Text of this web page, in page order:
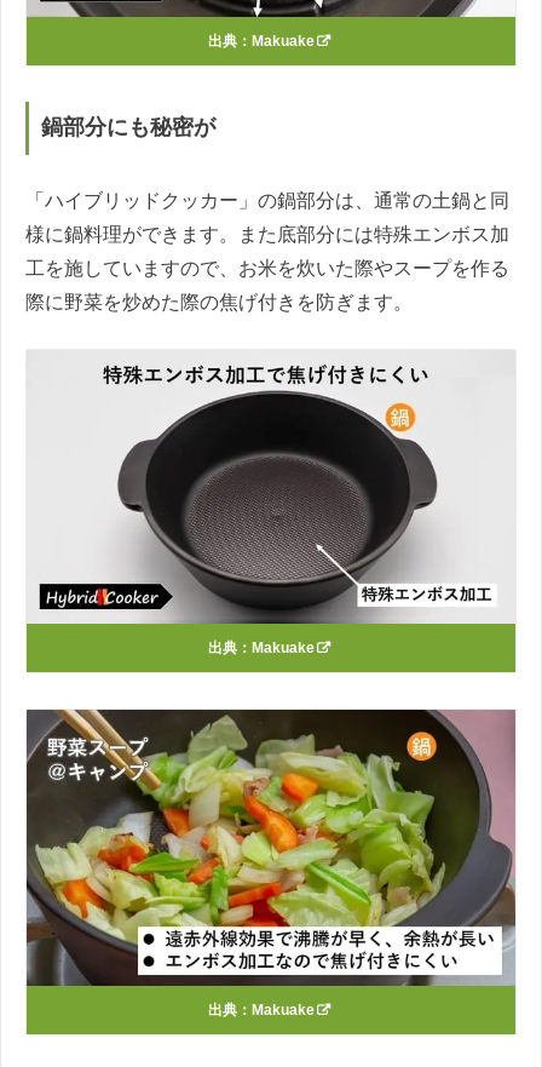
出典： Makuake
鍋部分にも秘密が
「ハイブリッドクッカー」の鍋部分は、通常の土鍋と同
様に鍋料理ができます。また底部分には特殊エンボス加
工を施していますので、お米を炊いた際やスープを作る
際に野菜を炒めた際の焦げ付きを防ぎます。
出典： Makuake
出典： Makuake